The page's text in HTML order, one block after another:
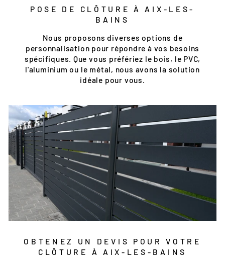
POSE DE CLÔTURE À AIX-LES-
BAINS
Nous proposons diverses options de
personnalisation pour répondre à vos besoins
spécifiques. Que vous préfériez le bois, le PVC,
l'aluminium ou le métal, nous avons la solution
idéale pour vous.
OBTENEZ UN DEVIS POUR VOTRE
CLÔTURE À AIX-LES-BAINS